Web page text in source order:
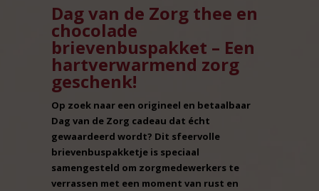
Dag van de Zorg thee en
chocolade
brievenbuspakket – Een
hartverwarmend zorg
geschenk!
Op zoek naar een origineel en betaalbaar
Dag van de Zorg cadeau dat écht
gewaardeerd wordt? Dit sfeervolle
brievenbuspakketje is speciaal
samengesteld om zorgmedewerkers te
verrassen met een moment van rust en